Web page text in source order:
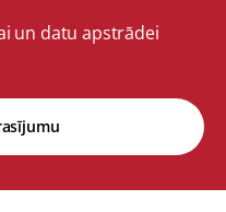
un datu apstrādei